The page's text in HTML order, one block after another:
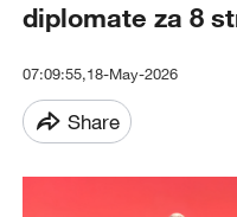
diplomate za 8
07:09:55,18-May-2026
Share